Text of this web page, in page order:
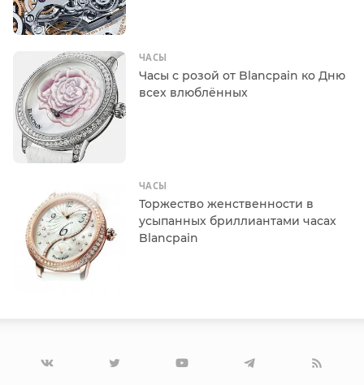
ЧАСЫ
Часы с розой от Blancpain ко Дню
всех влюблённых
ЧАСЫ
Торжество женственности в
усыпанных бриллиантами часах
Blancpain